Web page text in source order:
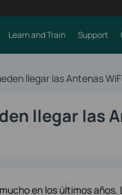
Learn and Train Support
llegar las Antenas
llegar las
en los últimos